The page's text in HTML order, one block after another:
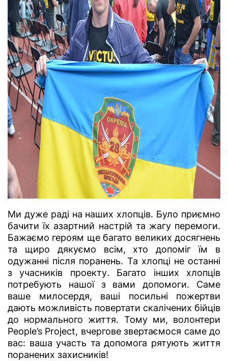
Ми дуже раді на наших хлопців. Було приємно
бачити їх азартний настрій та жагу перемоги.
Бажаємо героям ще багато великих досягнень
та щиро дякуємо всім, хто допоміг їм в
одужанні після поранень. Та хлопці не останні
з учасників проекту. Багато інших хлопців
потребують нашої з вами допомоги. Саме
ваше милосердя, ваші посильні пожертви
дають можливість повертати скалічених бійців
до нормального життя. Тому ми, волонтери
People’s Project, вчергове звертаємося саме до
вас: ваша участь та допомога рятують життя
поранених захисників!